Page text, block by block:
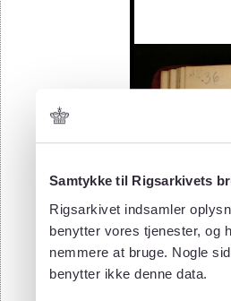
Samtykke til Rigsarkivets
Rigsarkivet indsamler
benytter vores tjenester, og
nemmere at bruge. Nogle
benytter ikke denne data.